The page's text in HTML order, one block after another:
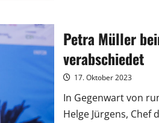
in
Petra Müller
verabschiedet
17. Oktober 2023
In Gegenwart von
Helge Jürgens, Chef